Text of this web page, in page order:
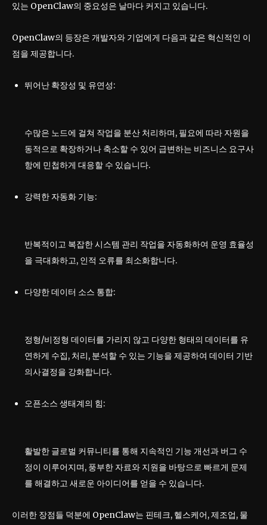
있는 OpenClaw의 중요성은 날마다 커지고 있습니다.
OpenClaw의 등장은 개발자와 기업에게 다음과 같은 혁신적인 이
점을 제공합니다.
뛰어난 확장성 및 유연성:
수많은 노드에 걸쳐 작업을 분산 처리하며, 필요에 따라 자원을
동적으로 확장하거나 축소할 수 있어 급변하는 비즈니스 요구사
항에 민첩하게 대응할 수 있습니다.
강력한 자동화 기능:
반복적이고 복잡한 시스템 관리 작업을 자동화하여 운영 효율성
을 극대화하고, 인적 오류를 최소화합니다.
다양한 데이터 소스 통합:
정형/비정형 데이터를 가리지 않고 다양한 형태의 데이터를 유
연하게 수집, 처리, 분석할 수 있는 기능을 제공하여 데이터 기반
의사결정을 강화합니다.
오픈소스 생태계의 힘:
활발한 글로벌 커뮤니티를 통해 지속적인 기능 개선과 버그 수
정이 이루어지며, 풍부한 자료와 지원을 바탕으로 빠르게 문제
를 해결하고 새로운 아이디어를 얻을 수 있습니다.
이러한 장점들 덕분에 OpenClaw는 핀테크, 헬스케어, 제조업, 물